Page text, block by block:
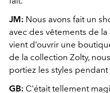
JM: Nous avons fait un
avec des vêtements de
vient d’ouvrir une
de la collection Zolty,
portiez les styles pendant
GB: C'était tellement